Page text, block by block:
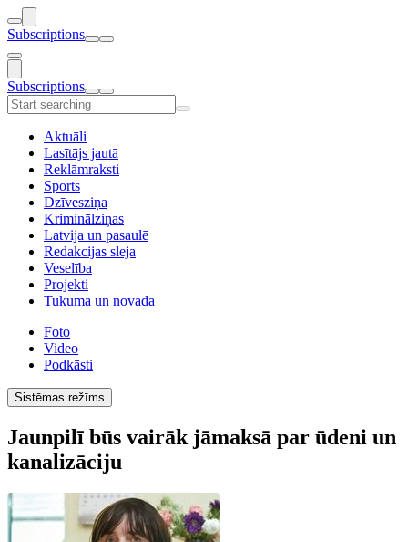
Subscriptions
Subscriptions
Aktuāli
Lasītājs jautā
Reklāmraksti
Sports
Dzīvesziņa
Kriminālziņas
Latvija un pasaulē
Redakcijas sleja
Veselība
Projekti
Tukumā un novadā
Foto
Video
Podkāsti
Sistēmas režīms
Jaunpilī būs vairāk jāmaksā par ūdeni un
kanalizāciju